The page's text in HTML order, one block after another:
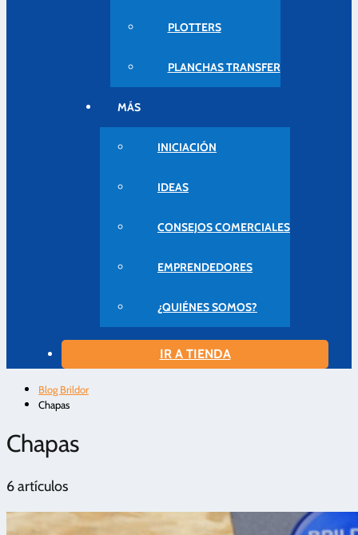
PLOTTERS
PLANCHAS TRANSFER
MÁS
INICIACIÓN
IDEAS
CONSEJOS COMERCIALES
EMPRENDEDORES
¿QUIÉNES SOMOS?
IR A TIENDA
Blog Brildor
Chapas
Chapas
6 artículos